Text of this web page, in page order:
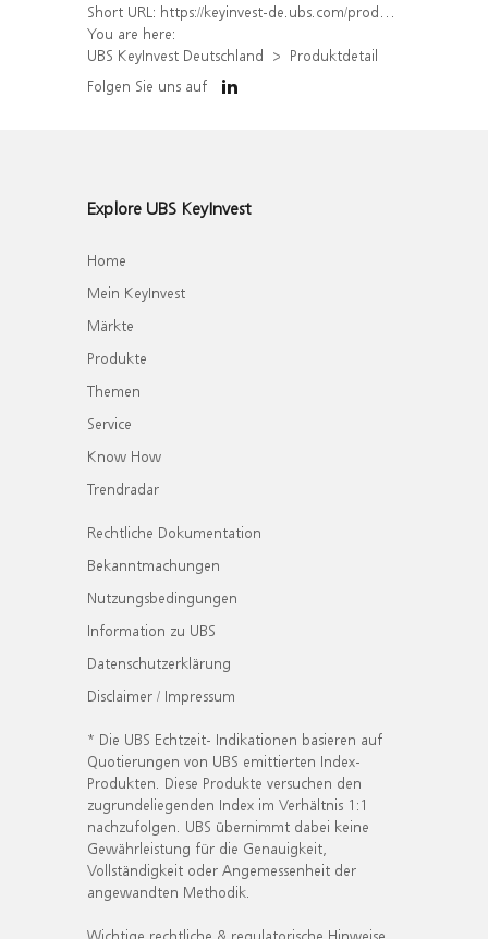
Short URL: https://keyinvest-de.ubs.com/produkt/detail/index/isin/DE000WA509V9
You are here:
UBS KeyInvest Deutschland
Produktdetail
Folgen Sie uns auf
Explore UBS KeyInvest
Home
Mein KeyInvest
Märkte
Produkte
Themen
Service
Know How
Trendradar
Rechtliche Dokumentation
Bekanntmachungen
Nutzungsbedingungen
Information zu UBS
Datenschutzerklärung
Disclaimer / Impressum
* Die UBS Echtzeit- Indikationen basieren auf
Quotierungen von UBS emittierten Index-
Produkten. Diese Produkte versuchen den
zugrundeliegenden Index im Verhältnis 1:1
nachzufolgen. UBS übernimmt dabei keine
Gewährleistung für die Genauigkeit,
Vollständigkeit oder Angemessenheit der
angewandten Methodik.